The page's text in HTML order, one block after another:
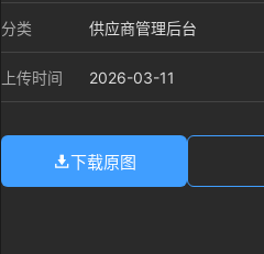
分类 供应商管理后台
上传时间 2026-03-11
下载原图